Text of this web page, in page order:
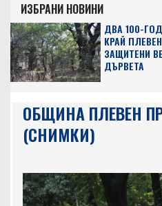
ИЗБРАНИ НОВИНИ
ДВА 100-
КРАЙ
ЗАЩИТЕНИ
ДЪРВЕТА
ОБЩИНА ПЛЕВЕН
(СНИМКИ)